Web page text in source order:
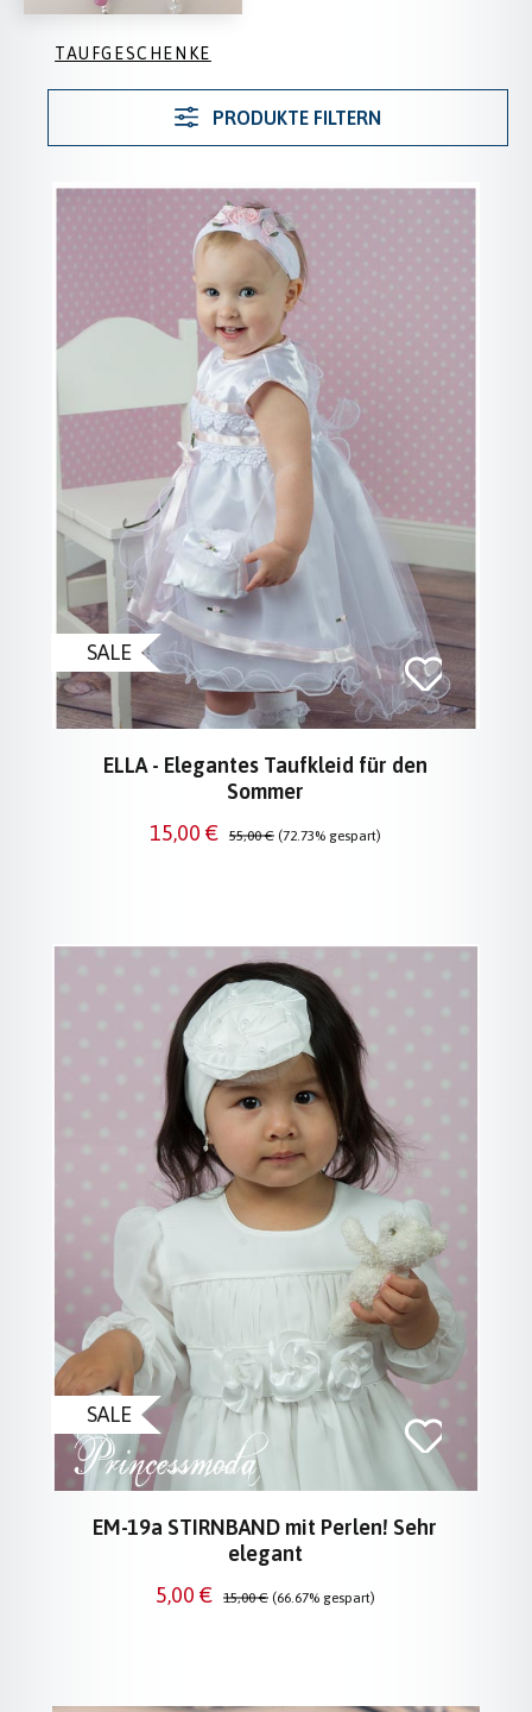
TAUFGESCHENKE
PRODUKTE FILTERN
SALE
ELLA - Elegantes Taufkleid für den
Sommer
Verkaufspreis:
15,00 € Regulärer Preis:
55,00 € (72.73% gespart)
SALE
EM-19a STIRNBAND mit Perlen! Sehr
elegant
Verkaufspreis:
5,00 € Regulärer Preis:
15,00 € (66.67% gespart)